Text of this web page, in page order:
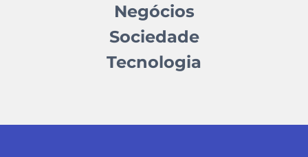
Negócios
Sociedade
Tecnologia